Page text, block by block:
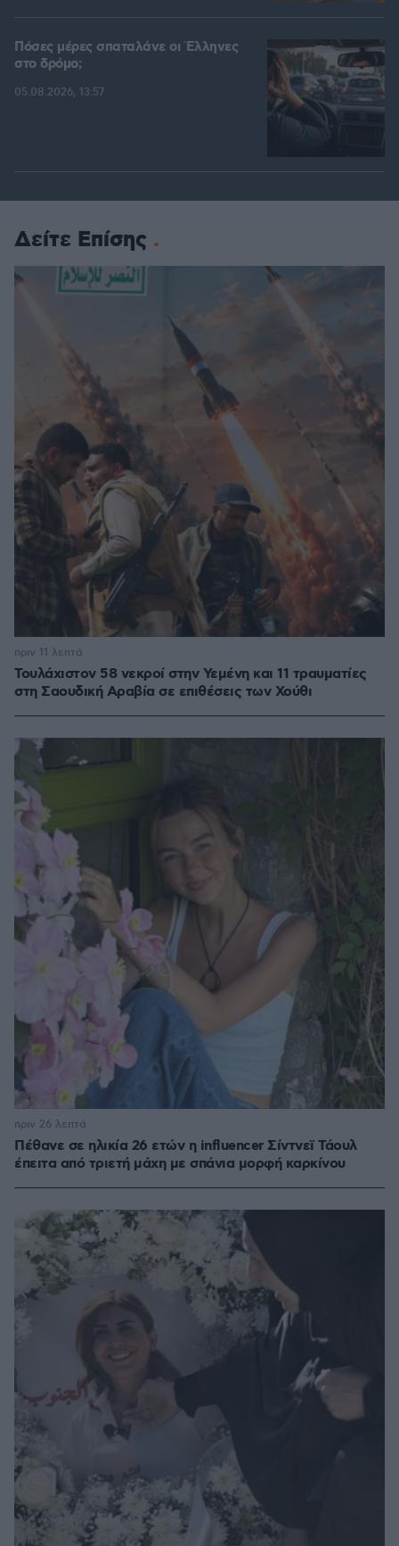
Πόσες μέρες σπαταλάνε οι Έλληνες
στο δρόμο;
05.08.2026, 13:57
Δείτε Επίσης
Τουλάχιστον 58 νεκροί στην Υεμένη και 11 τραυματίες
στη Σαουδική Αραβία σε επιθέσεις των Χούθι
πριν 11 λεπτά
Πέθανε σε ηλικία 26 ετών η influencer Σίντνεϊ Τάουλ
έπειτα από τριετή μάχη με σπάνια μορφή καρκίνου
πριν 26 λεπτά